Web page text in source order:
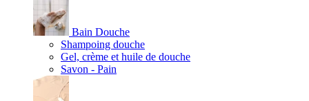
Bain Douche
Shampoing douche
Gel, crème et huile de douche
Savon - Pain